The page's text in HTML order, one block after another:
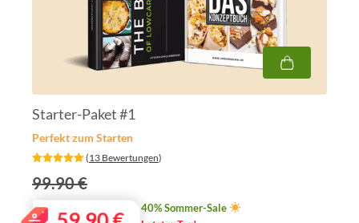
Starter-Paket #1
Perfekt zum Starten
‎ (13 Bewertungen)
99.90 €
40% Sommer-Sale